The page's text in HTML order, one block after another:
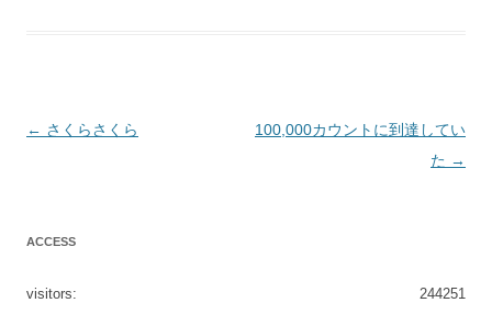
投
← さくらさくら
100,000カウントに到達してい
た →
ACCESS
244251
visitors: